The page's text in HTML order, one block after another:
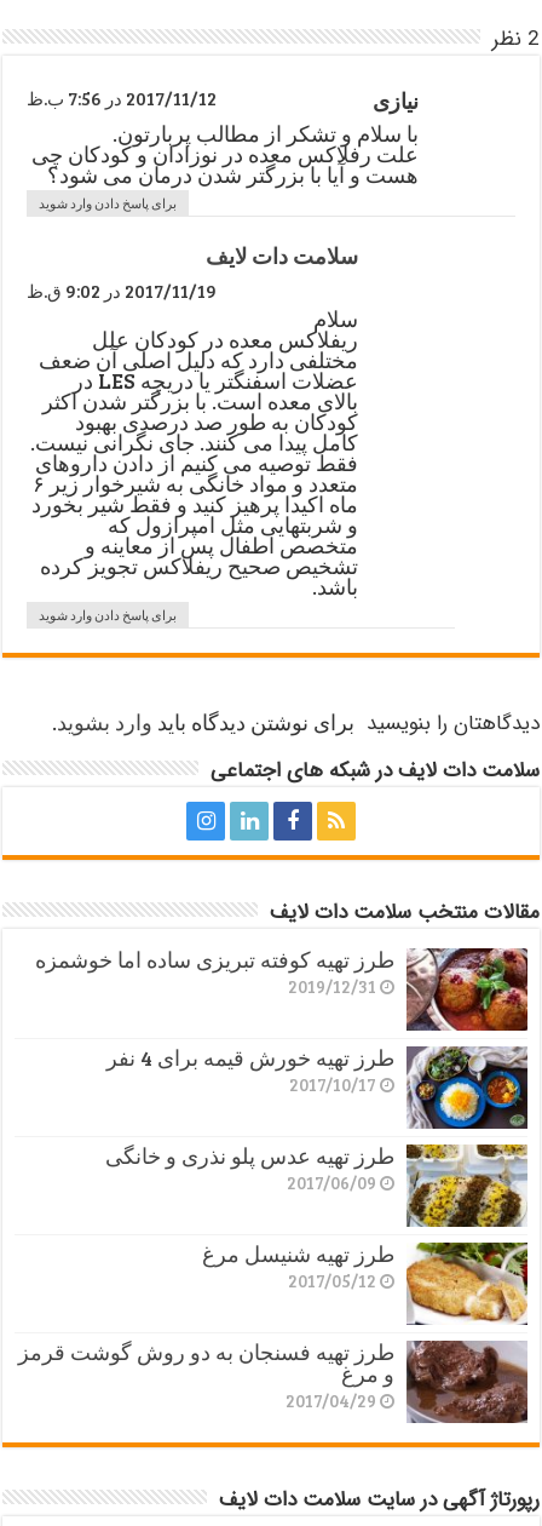
2 نظر
نیازی 2017/11/12 در 7:56 ب.ظ
با سلام و تشکر از مطالب پربارتون.
علت رفلاکس معده در نوزادان و کودکان چی
هست و آیا با بزرگتر شدن درمان می شود؟
برای پاسخ دادن وارد شوید
سلامت دات لایف
2017/11/19 در 9:02 ق.ظ
سلام
ریفلاکس معده در کودکان علل
مختلفی دارد که دلیل اصلی آن ضعف
عضلات اسفنگتر یا دریچه LES در
بالای معده است. با بزرگتر شدن اکثر
کودکان به طور صد درصدی بهبود
کامل پیدا می کنند. جای نگرانی نیست.
فقط توصیه می کنیم از دادن داروهای
متعدد و مواد خانگی به شیرخوار زیر ۶
ماه اکیدا پرهیز کنید و فقط شیر بخورد
و شربتهایی مثل امپرازول که
متخصص اطفال پس از معاینه و
تشخیص صحیح ریفلاکس تجویز کرده
باشد.
برای پاسخ دادن وارد شوید
دیدگاهتان را بنویسید برای نوشتن دیدگاه باید وارد بشوید.
سلامت دات لایف در شبکه های اجتماعی
مقالات منتخب سلامت دات لایف
طرز تهیه کوفته تبریزی ساده اما خوشمزه
2019/12/31
طرز تهیه خورش قیمه برای 4 نفر
2017/10/17
طرز تهیه عدس پلو نذری و خانگی
2017/06/09
طرز تهیه شنیسل مرغ
2017/05/12
طرز تهیه فسنجان به دو روش گوشت قرمز
و مرغ
2017/04/29
رپورتاژ آگهی در سایت سلامت دات لایف